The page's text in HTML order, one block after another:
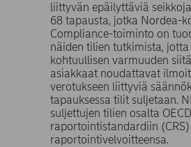
liittyvän epäilyttäviä
68 tapausta, jotka Nordea-
Compliance-toiminto on
näiden tilien tutkimista,
kohtuullisen varmuuden
asiakkaat noudattavat
verotukseen liittyviä
tapauksessa tilit suljetaan.
suljettujen tilien osalta
raportointistandardiin
raportointivelvoitteensa.